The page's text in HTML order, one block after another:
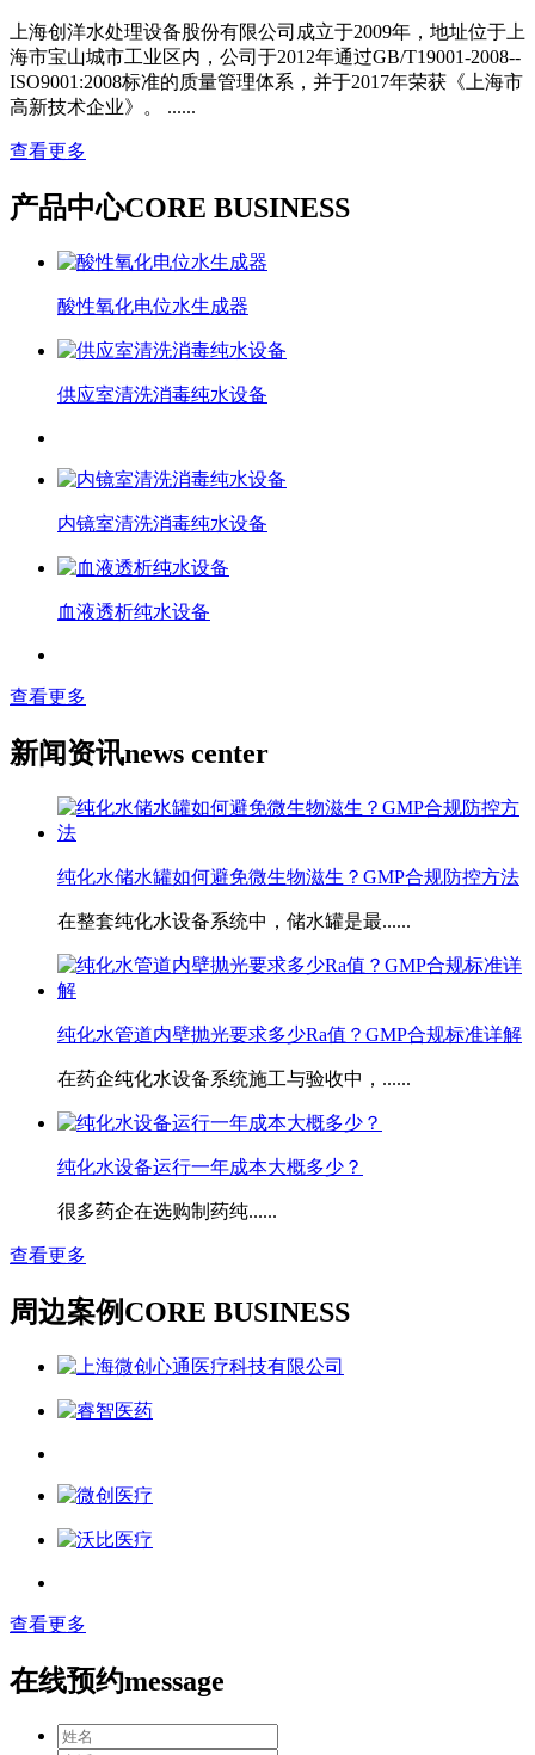
上海创洋水处理设备股份有限公司成立于2009年，地址位于上
海市宝山城市工业区内，公司于2012年通过GB/T19001-2008--
ISO9001:2008标准的质量管理体系，并于2017年荣获《上海市
高新技术企业》。 ......
查看更多
产品中心CORE BUSINESS
酸性氧化电位水生成器
供应室清洗消毒纯水设备
内镜室清洗消毒纯水设备
血液透析纯水设备
查看更多
新闻资讯news center
纯化水储水罐如何避免微生物滋生？GMP合规防控方法
在整套纯化水设备系统中，储水罐是最......
​纯化水管道内壁抛光要求多少Ra值？GMP合规标准详解
在药企纯化水设备系统施工与验收中，......
​纯化水设备运行一年成本大概多少？
很多药企在选购制药纯......
查看更多
周边案例CORE BUSINESS
查看更多
在线预约message